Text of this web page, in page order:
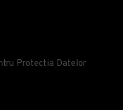
Protectia Datelor